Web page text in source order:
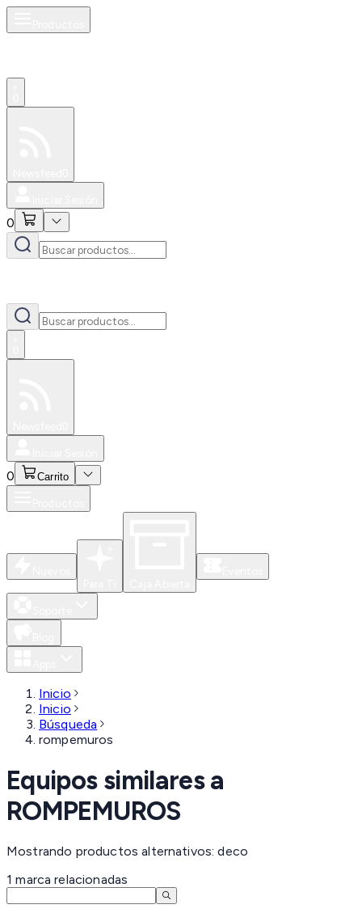
0
0 Carrito
Inicio
Inicio
Búsqueda
rompemuros
Equipos similares a
ROMPEMUROS
Mostrando productos alternativos: deco
1 marca relacionadas